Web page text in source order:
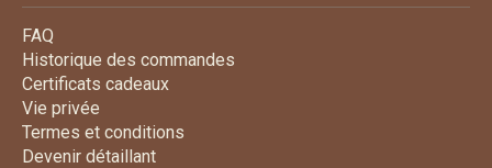
FAQ
Historique des commandes
Certificats cadeauxCertificats cadeaux
Vie privée
Termes et conditions
Devenir détaillantDevenir détaillant